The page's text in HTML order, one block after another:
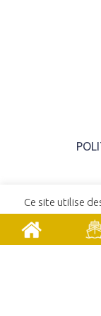
Ce site utilise